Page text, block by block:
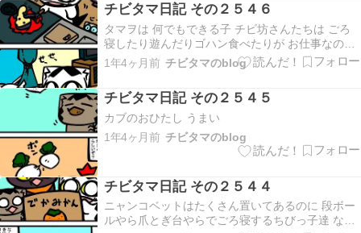
チビタマ日記 その２５４６
タマヲは 何でもできる子 チビ坊さんたちは ごろ
寝したり遊んだりゴハン食べたりが お仕事なので
すよー
1年4ヶ月前 チビタマのblog
チビタマ日記 その２５４５
カブのおひたし うまい
1年4ヶ月前 チビタマのblog
チビタマ日記 その２５４４
ニャンコベットはたくさん置いてあるのに 段ボー
ルやら爪とぎ台やらでごろ寝するちびっ子達 なん